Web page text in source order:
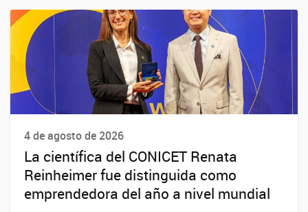
4 de agosto de 2026
La científica del CONICET Renata
Reinheimer fue distinguida como
emprendedora del año a nivel mundial